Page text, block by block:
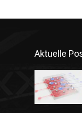
Aktuelle